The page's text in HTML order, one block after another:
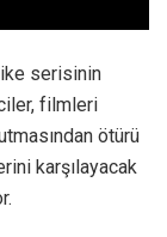
serisinin
filmleri
ötürü
karşılayacak